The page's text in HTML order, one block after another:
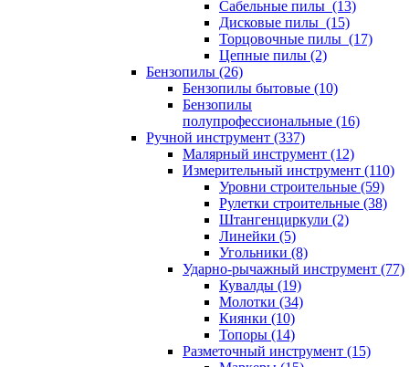
Сабельные пилы (13)
Дисковые пилы (15)
Торцовочные пилы (17)
Цепные пилы (2)
Бензопилы (26)
Бензопилы бытовые (10)
Бензопилы
полупрофессиональные (16)
Ручной инструмент (337)
Малярный инструмент (12)
Измерительный инструмент (110)
Уровни строительные (59)
Рулетки строительные (38)
Штангенциркули (2)
Линейки (5)
Угольники (8)
Ударно-рычажный инструмент (77)
Кувалды (19)
Молотки (34)
Киянки (10)
Топоры (14)
Разметочный инструмент (15)